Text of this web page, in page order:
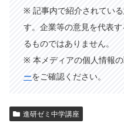
※ 記事内で紹介されてい
す。企業等の意見を代表
るものではありません。
※ 本メディアの個人情報
ーをご確認ください。
進研ゼミ中学講座